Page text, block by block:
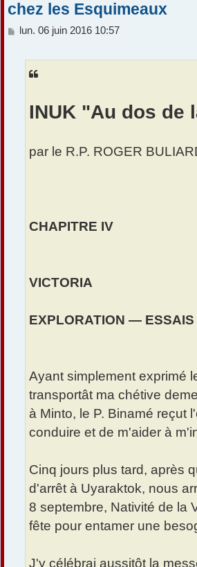
chez les Esquimeaux
M
lun. 06 juin 2016 10:57
INUK "Au dos de
par le R.P. ROGER
CHAPITRE IV
VICTORIA
EXPLORATION — ESSAIS
Ayant simplement exprimé
transportât ma chétive
à Minto, le P. Binamé reçut
conduire et de m'aider à
Cinq jours plus tard, après
d'arrêt à Uyaraktok, nous
8 septembre, Nativité de la
fête pour entamer une
J'y célébrai aussitôt la